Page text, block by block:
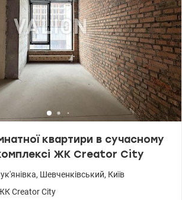
- Підземний і гостьовий паркінг - На перших
із басейном, магазини, салони, ресторани
або КПІ - 15 хв пішки. До метро Хрещатик -
ідеально підходить як для життя, так і під
допомоги з купівлі квартир за
безготівковий розрахунок: 1) Є-оселя
Сертифікат, 2) Житло для ВПО та
280 та інші), Молодіжний кредит
на перегляди. Ціна 97 000 у.о. Без
Едуард valion.ua/ 1146823
квартири в сучасному
ЖК Creator City
, Шевченківський, Київ
Creator City